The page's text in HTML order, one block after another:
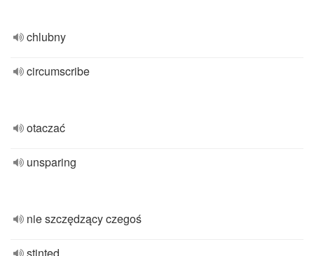
chlubny
circumscribe
otaczać
unsparing
nie szczędzący czegoś